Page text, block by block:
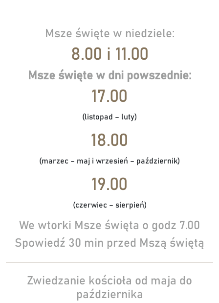
Msze święte w niedziele:
8.00 i 11.00
Msze święte w dni powszednie:
17.00
(listopad – luty)
18.00
(marzec – maj i wrzesień – październik)
19.00
(czerwiec – sierpień)
We wtorki Msze święta o godz 7.00
Spowiedź 30 min przed Mszą świętą
Zwiedzanie kościoła od maja do
października